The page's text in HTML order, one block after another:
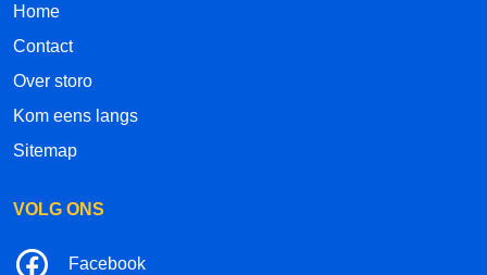
Home
Contact
Over storo
Kom eens langs
Sitemap
VOLG ONS
Facebook